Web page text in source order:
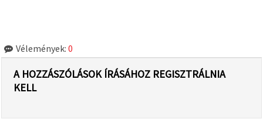
Vélemények: 0
A HOZZÁSZÓLÁSOK ÍRÁSÁHOZ REGISZTRÁLNIA
KELL